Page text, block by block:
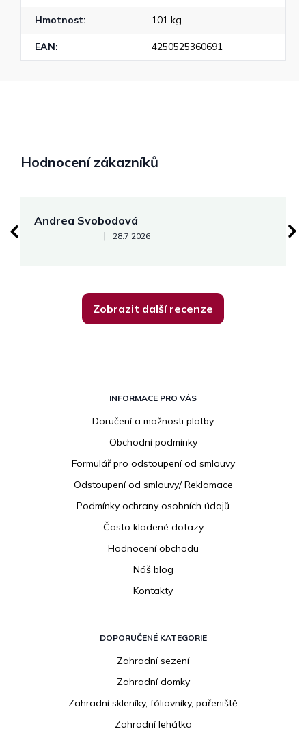
Hmotnost: 101 kg
EAN: 4250525360691
Hodnocení zákazníků
Andrea Svobodová
Hodnocení obchodu je 5 z 5 hvězdiček.
| 28.7.2026
Zobrazit další recenze
INFORMACE PRO VÁS
Doručení a možnosti platby
Obchodní podmínky
Formulář pro odstoupení od smlouvy
Odstoupení od smlouvy/ Reklamace
Podmínky ochrany osobních údajů
Často kladené dotazy
Hodnocení obchodu
Náš blog
Kontakty
DOPORUČENÉ KATEGORIE
Zahradní sezení
Zahradní domky
Zahradní skleníky, fóliovníky, pařeniště
Zahradní lehátka